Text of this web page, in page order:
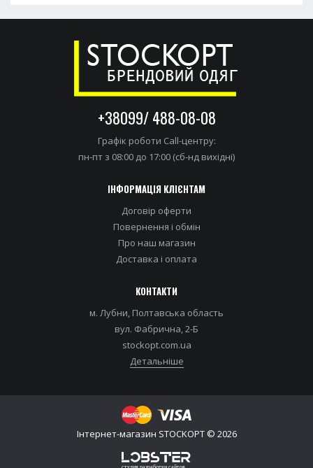
+38099/ 488-08-08
Графік роботи Call-центру:
пн-пт з 08:00 до 17:00 (сб-нд вихідні)
ІНФОРМАЦІЯ КЛІЄНТАМ
Договір оферти
Повернення і обмін
Про наш магазин
Доставка i оплата
КОНТАКТИ
м. Лубни, Полтавська область
вул. Фабрична, 2-Б
stockopt.com.ua
Детальніше
Iнтернет-магазин STOCKOPT © 2026